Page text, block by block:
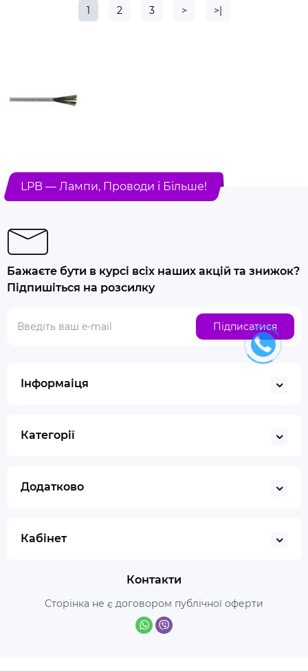
1 2 3 > >|
LPB — Лампи, Проводи і Більше!
Бажаєте бути в курсі всіх наших акцій та знижок?
Підпишіться на розсилку
Підписатися
Інформаіця
Категорії
Додатково
Кабінет
Контакти
Сторінка не є договором публічної оферти